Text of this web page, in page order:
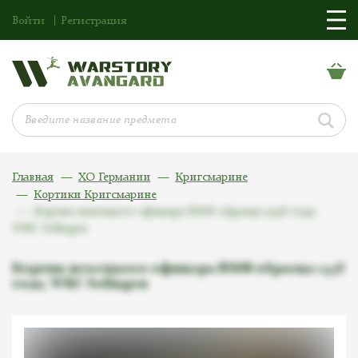
Войти Регистрация
Главная ХО Германии
Кригсмарине
Кортики Кригсмарине
Кортик немецкого офицера ВМФ образца 1938
года, WKC Solingen